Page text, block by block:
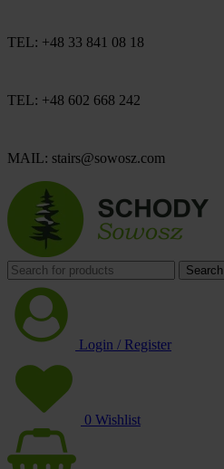
TEL: +48 33 841 08 18
TEL: +48 602 668 242
MAIL: stairs@sowosz.com
Search
Login / Register
0 Wishlist